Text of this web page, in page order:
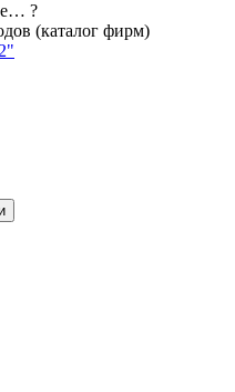
?
(каталог фирм)